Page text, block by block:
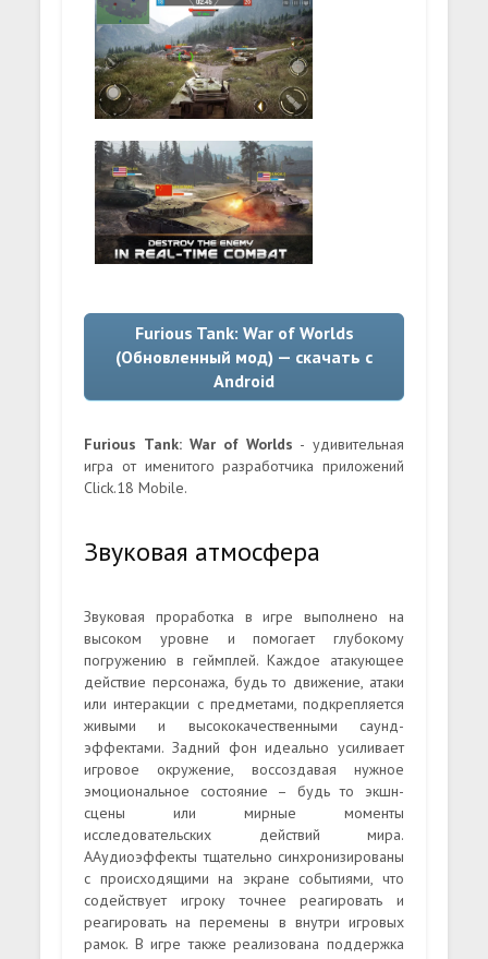
Furious Tank: War of Worlds
(Обновленный мод) — скачать с
Android
Furious Tank: War of Worlds - удивительная
игра от именитого разработчика приложений
Click.18 Mobile.
Звуковая атмосфера
Звуковая проработка в игре выполнено на
высоком уровне и помогает глубокому
погружению в геймплей. Каждое атакующее
действие персонажа, будь то движение, атаки
или интеракции с предметами, подкрепляется
живыми и высококачественными саунд-
эффектами. Задний фон идеально усиливает
игровое окружение, воссоздавая нужное
эмоциональное состояние – будь то экшн-
сцены или мирные моменты
исследовательских действий мира.
ААудиоэффекты тщательно синхронизированы
с происходящими на экране событиями, что
содействует игроку точнее реагировать и
реагировать на перемены в внутри игровых
рамок. В игре также реализована поддержка